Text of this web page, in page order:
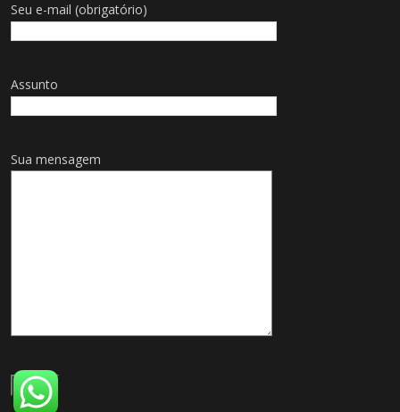
Seu e-mail (obrigatório)
Assunto
Sua mensagem